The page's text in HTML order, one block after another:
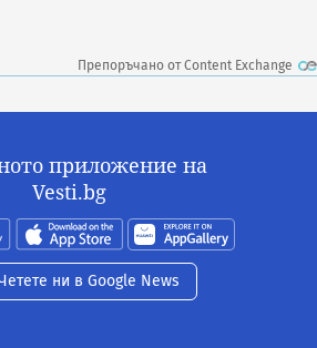
Препоръчано от Content Exchange
приложение на
Vesti.bg
ни в Google News